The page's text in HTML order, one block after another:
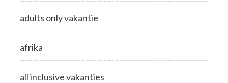
adults only vakantie
afrika
all inclusive vakanties